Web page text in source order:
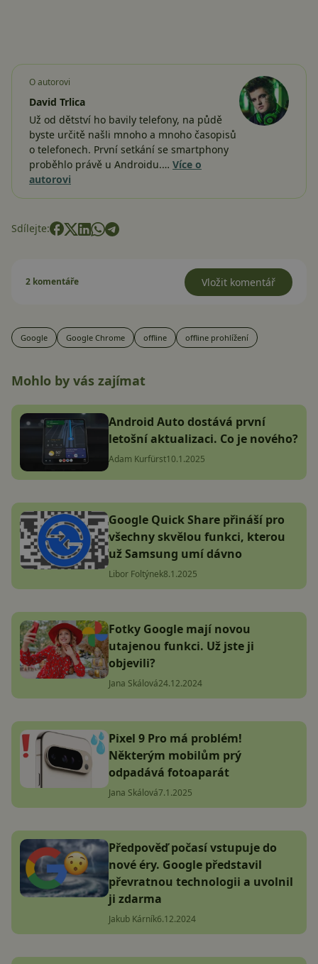
O autorovi
David Trlica
Už od dětství ho bavily telefony, na půdě
byste určitě našli mnoho a mnoho časopisů
o telefonech. První setkání se smartphony
proběhlo právě u Androidu.… Více o
autorovi
Sdílejte:
2 komentáře Vložit komentář
Google Google Chrome offline offline prohlížení
Mohlo by vás zajímat
Android Auto dostává první
letošní aktualizaci. Co je nového?
Adam Kurfürst10.1.2025
Google Quick Share přináší pro
všechny skvělou funkci, kterou
už Samsung umí dávno
Libor Foltýnek8.1.2025
Fotky Google mají novou
utajenou funkci. Už jste ji
objevili?
Jana Skálová24.12.2024
Pixel 9 Pro má problém!
Některým mobilům prý
odpadává fotoaparát
Jana Skálová7.1.2025
Předpověď počasí vstupuje do
nové éry. Google představil
převratnou technologii a uvolnil
ji zdarma
Jakub Kárník6.12.2024